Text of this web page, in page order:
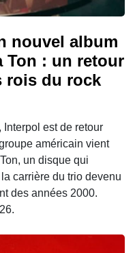
nouvel album
Ton : un retour
rois du rock
Interpol est de retour
américain vient
un disque qui
carrière du trio devenu
des années 2000.